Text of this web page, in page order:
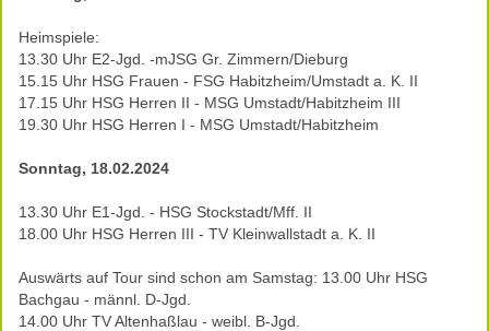
Heimspiele:
13.30 Uhr E2-Jgd. -mJSG Gr. Zimmern/Dieburg
15.15 Uhr HSG Frauen - FSG Habitzheim/Umstadt a. K. II
17.15 Uhr HSG Herren II - MSG Umstadt/Habitzheim III
19.30 Uhr HSG Herren I - MSG Umstadt/Habitzheim
Sonntag, 18.02.2024
13.30 Uhr E1-Jgd. - HSG Stockstadt/Mff. II
18.00 Uhr HSG Herren III - TV Kleinwallstadt a. K. II
Auswärts auf Tour sind schon am Samstag: 13.00 Uhr HSG
Bachgau - männl. D-Jgd.
14.00 Uhr TV Altenhaßlau - weibl. B-Jgd.